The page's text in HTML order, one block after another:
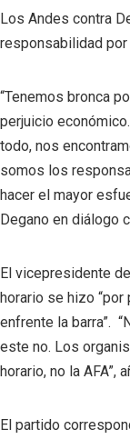
Los Andes contra
responsabilidad
“Tenemos bronca
perjuicio
todo, nos
somos los
hacer el mayor
Degano en diálogo
El vicepresidente
horario se hizo
enfrente la barra”.
este no. Los
horario, no la AFA”,
El partido